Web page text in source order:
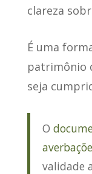
clareza
É uma
patrimônio
seja
O
validade